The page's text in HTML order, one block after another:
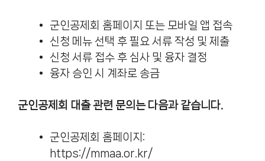
군인공제회 홈페이지 또는 모바일 앱 접속
신청 메뉴 선택 후 필요 서류 작성 및 제출
신청 서류 접수 후 심사 및 융자 결정
융자 승인 시 계좌로 송금
군인공제회 대출 관련 문의는 다음과 같습니다.
군인공제회 홈페이지:
https://mmaa.or.kr/